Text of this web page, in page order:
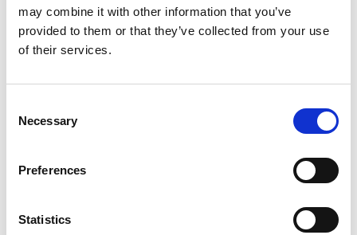
may combine it with other information that you’ve
provided to them or that they’ve collected from your use
of their services.
Selection
Necessary
Preferences
Statistics